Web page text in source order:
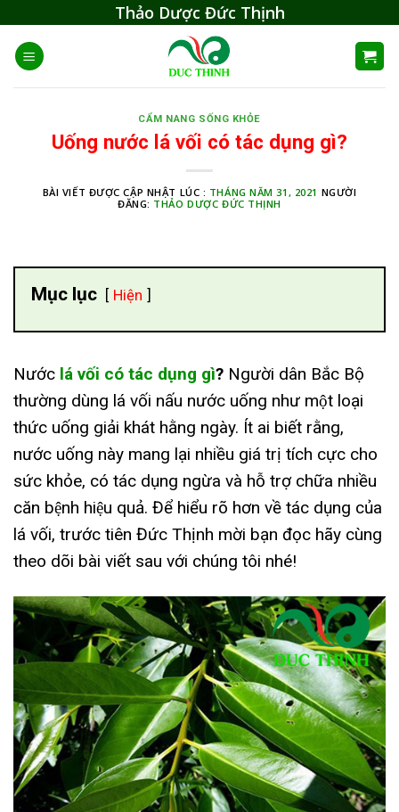
content
Thảo Dược Đức Thịnh
CẨM NANG SỐNG KHỎE
Uống nước lá vối có tác dụng gì?
BÀI VIẾT ĐƯỢC CẬP NHẬT LÚC : THÁNG NĂM 31, 2021 NGƯỜI
ĐĂNG: THẢO DƯỢC ĐỨC THỊNH
Mục lục Hiện
Nước lá vối có tác dụng gì? Người dân Bắc Bộ
thường dùng lá vối nấu nước uống như một loại
thức uống giải khát hằng ngày. Ít ai biết rằng,
nước uống này mang lại nhiều giá trị tích cực cho
sức khỏe, có tác dụng ngừa và hỗ trợ chữa nhiều
căn bệnh hiệu quả. Để hiểu rõ hơn về tác dụng của
lá vối, trước tiên Đức Thịnh mời bạn đọc hãy cùng
theo dõi bài viết sau với chúng tôi nhé!